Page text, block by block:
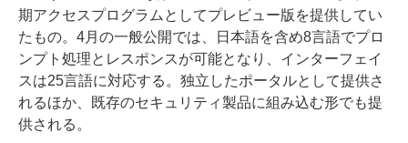
期アクセスプログラムとしてプレビュー版を提供してい
たもの。4月の一般公開では、日本語を含め8言語でプロ
ンプト処理とレスポンスが可能となり、インターフェイ
スは25言語に対応する。独立したポータルとして提供さ
れるほか、既存のセキュリティ製品に組み込む形でも提
供される。